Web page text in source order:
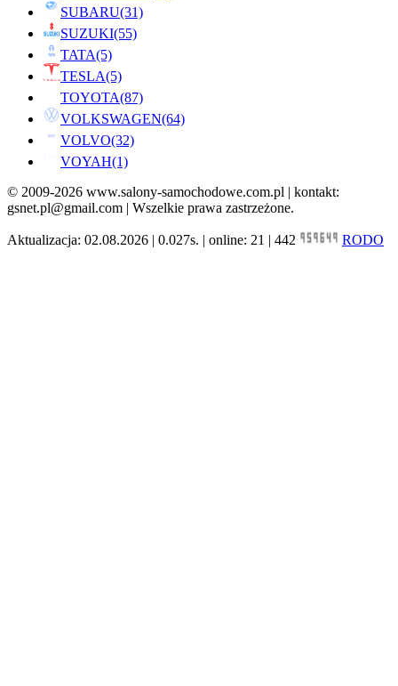
SUBARU(31)
SUZUKI(55)
TATA(5)
TESLA(5)
TOYOTA(87)
VOLKSWAGEN(64)
VOLVO(32)
VOYAH(1)
© 2009-2026 www.salony-samochodowe.com.pl | kontakt:
gsnet.pl@gmail.com | Wszelkie prawa zastrzeżone.
Aktualizacja: 02.08.2026 | 0.027s. | online: 21 | 442 RODO